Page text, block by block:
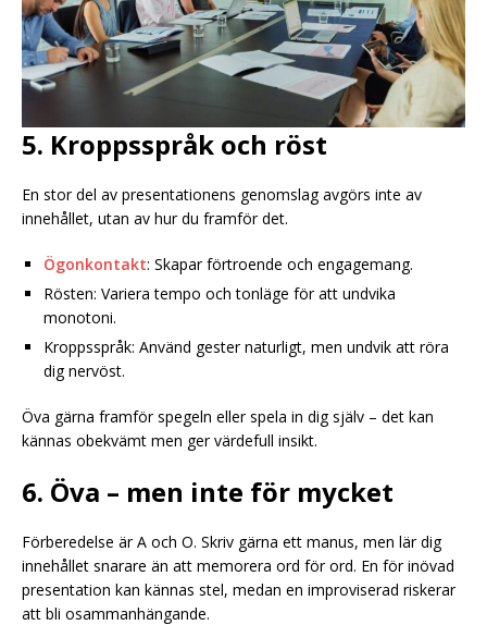
5. Kroppsspråk och röst
En stor del av presentationens genomslag avgörs inte av
innehållet, utan av hur du framför det.
Ögonkontakt: Skapar förtroende och engagemang.
Rösten: Variera tempo och tonläge för att undvika
monotoni.
Kroppsspråk: Använd gester naturligt, men undvik att röra
dig nervöst.
Öva gärna framför spegeln eller spela in dig själv – det kan
kännas obekvämt men ger värdefull insikt.
6. Öva – men inte för mycket
Förberedelse är A och O. Skriv gärna ett manus, men lär dig
innehållet snarare än att memorera ord för ord. En för inövad
presentation kan kännas stel, medan en improviserad riskerar
att bli osammanhängande.